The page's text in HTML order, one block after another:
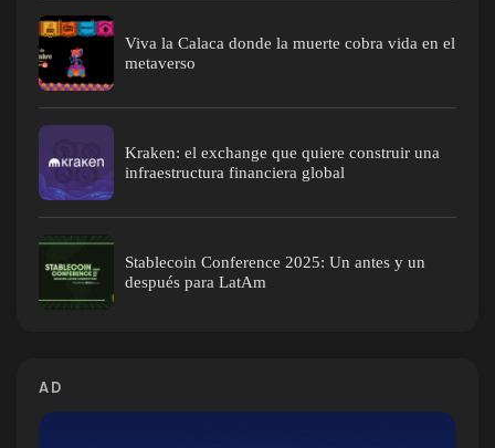
Viva la Calaca donde la muerte cobra vida en el
metaverso
Kraken: el exchange que quiere construir una
infraestructura financiera global
Stablecoin Conference 2025: Un antes y un
después para LatAm
AD